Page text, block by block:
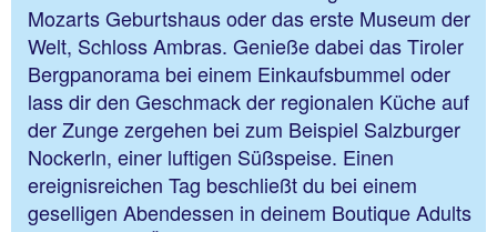
Mozarts Geburtshaus oder das erste Museum der
Welt, Schloss Ambras. Genieße dabei das Tiroler
Bergpanorama bei einem Einkaufsbummel oder
lass dir den Geschmack der regionalen Küche auf
der Zunge zergehen bei zum Beispiel Salzburger
Nockerln, einer luftigen Süßspeise. Einen
ereignisreichen Tag beschließt du bei einem
geselligen Abendessen in deinem Boutique Adults